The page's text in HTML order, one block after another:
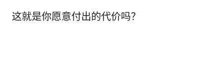
这就是你愿意付出的代价吗？